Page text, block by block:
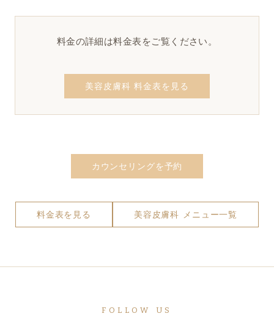
料金の詳細は料金表をご覧ください。
美容皮膚科 料金表を見る
カウンセリングを予約
料金表を見る 美容皮膚科 メニュー一覧
FOLLOW US